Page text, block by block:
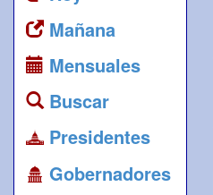
Mañana
Mensuales
Buscar
Presidentes
Gobernadores